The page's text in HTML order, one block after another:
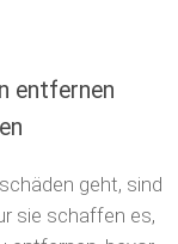
entfernen
geht, sind
sie schaffen es,